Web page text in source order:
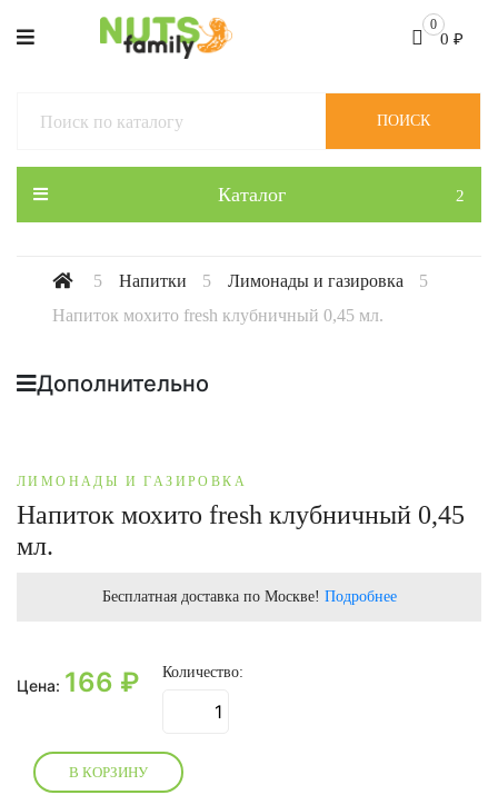
0
0 ₽
Каталог
ПОИСК
Напитки
Лимонады и газировка
Напиток мохито fresh клубничный 0,45 мл.
Дополнительно
ЛИМОНАДЫ И ГАЗИРОВКА
Напиток мохито fresh клубничный 0,45
мл.
Бесплатная доставка по Москве! Подробнее
Цена: 166 ₽ Количество:
В КОРЗИНУ